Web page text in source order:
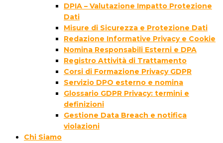
DPIA – Valutazione Impatto Protezione
Dati
Misure di Sicurezza e Protezione Dati
Redazione Informative Privacy e Cookie
Nomina Responsabili Esterni e DPA
Registro Attività di Trattamento
Corsi di Formazione Privacy GDPR
Servizio DPO esterno e nomina
Glossario GDPR Privacy: termini e
definizioni
Gestione Data Breach e notifica
violazioni
Chi Siamo